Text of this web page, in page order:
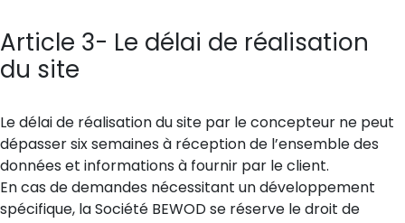
Article 3- Le délai de réalisation
du site
Le délai de réalisation du site par le concepteur ne peut
dépasser six semaines à réception de l’ensemble des
données et informations à fournir par le client.
En cas de demandes nécessitant un développement
spécifique, la Société BEWOD se réserve le droit de